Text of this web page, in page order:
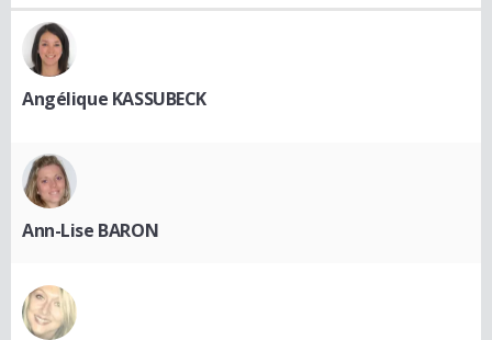
Angélique KASSUBECK
Ann-Lise BARON